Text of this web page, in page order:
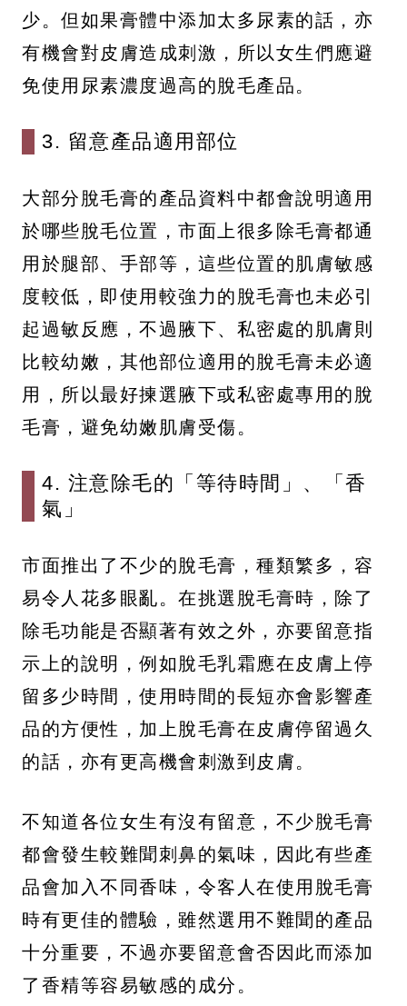
少。但如果膏體中添加太多尿素的話，亦
有機會對皮膚造成刺激，所以女生們應避
免使用尿素濃度過高的脫毛產品。
3. 留意產品適用部位
大部分脫毛膏的產品資料中都會說明適用
於哪些脫毛位置，市面上很多除毛膏都通
用於腿部、手部等，這些位置的肌膚敏感
度較低，即使用較強力的脫毛膏也未必引
起過敏反應，不過腋下、私密處的肌膚則
比較幼嫩，其他部位適用的脫毛膏未必適
用，所以最好揀選腋下或私密處專用的脫
毛膏，避免幼嫩肌膚受傷。
4. 注意除毛的「等待時間」、「香
氣」
市面推出了不少的脫毛膏，種類繁多，容
易令人花多眼亂。在挑選脫毛膏時，除了
除毛功能是否顯著有效之外，亦要留意指
示上的說明，例如脫毛乳霜應在皮膚上停
留多少時間，使用時間的長短亦會影響產
品的方便性，加上脫毛膏在皮膚停留過久
的話，亦有更高機會刺激到皮膚。
不知道各位女生有沒有留意，不少脫毛膏
都會發生較難聞刺鼻的氣味，因此有些產
品會加入不同香味，令客人在使用脫毛膏
時有更佳的體驗，雖然選用不難聞的產品
十分重要，不過亦要留意會否因此而添加
了香精等容易敏感的成分。